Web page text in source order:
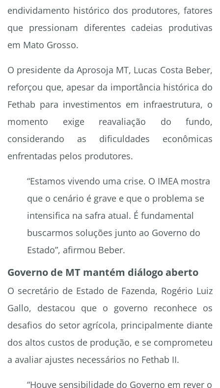
endividamento histórico dos produtores, fatores
que pressionam diferentes cadeias produtivas
em Mato Grosso.
O presidente da Aprosoja MT, Lucas Costa Beber,
reforçou que, apesar da importância histórica do
Fethab para investimentos em infraestrutura, o
momento exige reavaliação do fundo,
considerando as dificuldades econômicas
enfrentadas pelos produtores.
“Estamos vivendo uma crise. O IMEA mostra
que o cenário é grave e que o problema se
intensifica na safra atual. É fundamental
buscarmos soluções junto ao Governo do
Estado”, afirmou Beber.
Governo de MT mantém diálogo aberto
O secretário de Estado de Fazenda, Rogério Luiz
Gallo, destacou que o governo reconhece os
desafios do setor agrícola, principalmente diante
dos altos custos de produção, e se comprometeu
a avaliar ajustes necessários no Fethab II.
“Houve sensibilidade do Governo em rever o